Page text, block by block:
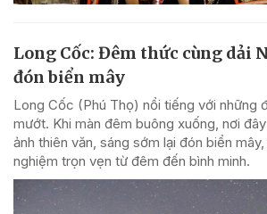
Long Cốc: Đêm thức cùng dải
đón biển mây
Long Cốc (Phú Thọ) nổi tiếng với những
mướt. Khi màn đêm buông xuống, nơi
ảnh thiên văn, sáng sớm lại đón biển
nghiệm trọn vẹn từ đêm đến bình minh.